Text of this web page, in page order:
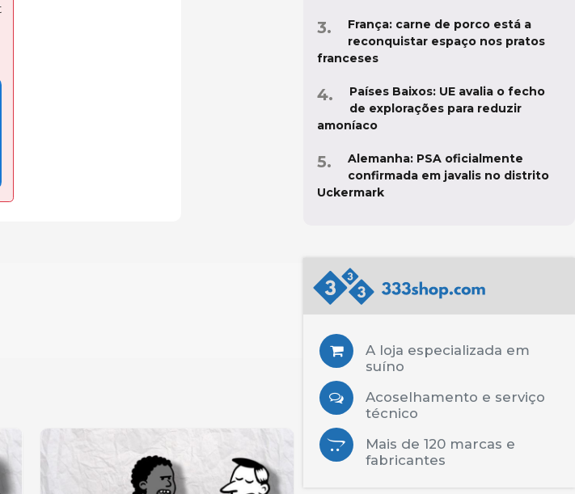
França: carne de porco está a
reconquistar espaço nos pratos
franceses
Países Baixos: UE avalia o fecho
de explorações para reduzir
amoníaco
Alemanha: PSA oficialmente
confirmada em javalis no distrito
Uckermark
A loja especializada em
suíno
Acoselhamento e serviço
técnico
Mais de 120 marcas e
fabricantes